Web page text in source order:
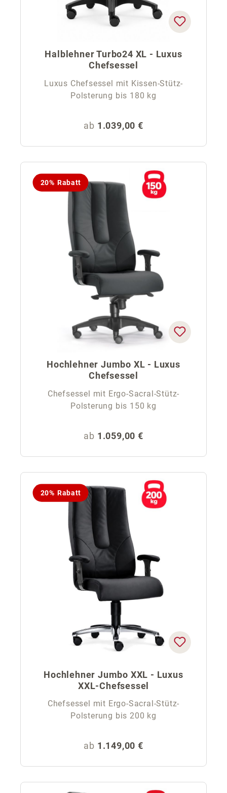
Halblehner Turbo24 XL - Luxus
Chefsessel
Luxus Chefsessel mit Kissen-Stütz-
Polsterung bis 180 kg
Regulärer Preis:
ab 1.039,00 €
20% Rabatt
Hochlehner Jumbo XL - Luxus
Chefsessel
Chefsessel mit Ergo-Sacral-Stütz-
Polsterung bis 150 kg
Regulärer Preis:
ab 1.059,00 €
20% Rabatt
Hochlehner Jumbo XXL - Luxus
XXL-Chefsessel
Chefsessel mit Ergo-Sacral-Stütz-
Polsterung bis 200 kg
Regulärer Preis:
ab 1.149,00 €